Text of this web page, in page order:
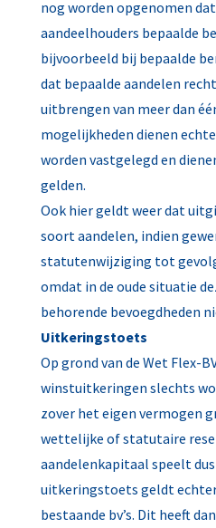
nog worden opgenomen
aandeelhouders bepaalde
bijvoorbeeld bij bepaalde
dat bepaalde aandelen
uitbrengen van meer dan
mogelijkheden dienen
worden vastgelegd en
gelden.
Ook hier geldt weer dat
soort aandelen, indien
statutenwijziging tot
omdat in de oude situatie
behorende bevoegdheden
Uitkeringstoets
Op grond van de Wet Flex-
winstuitkeringen slechts
zover het eigen vermogen
wettelijke of statutaire
aandelenkapitaal speelt
uitkeringstoets geldt
bestaande bv’s. Dit heeft